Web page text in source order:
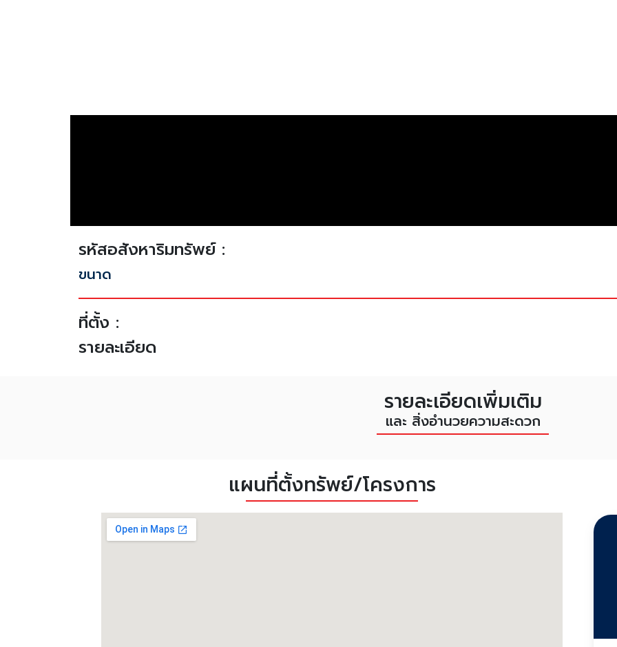
รหัสอสังหาริมทรัพย์ :
ขนาด
ที่ตั้ง :
รายละเอียด
รายละเอียดเพิ่มเติม
และ สิ่งอำนวยความสะดวก
แผนที่ตั้งทรัพย์/โครงการ